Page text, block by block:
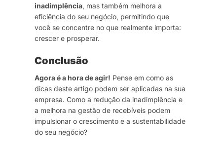
inadimplência, mas também melhora a
eficiência do seu negócio, permitindo que
você se concentre no que realmente importa:
crescer e prosperar.
Conclusão
Agora é a hora de agir! Pense em como as
dicas deste artigo podem ser aplicadas na sua
empresa. Como a redução da inadimplência e
a melhora na gestão de recebíveis podem
impulsionar o crescimento e a sustentabilidade
do seu negócio?